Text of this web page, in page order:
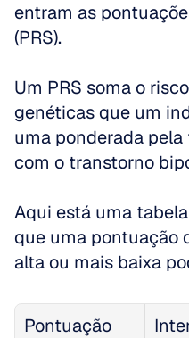
entram as
(PRS).
Um PRS soma o
genéticas que um
uma ponderada
com o transtorno
Aqui está uma
que uma pontuação
alta ou mais baixa
Pontuação